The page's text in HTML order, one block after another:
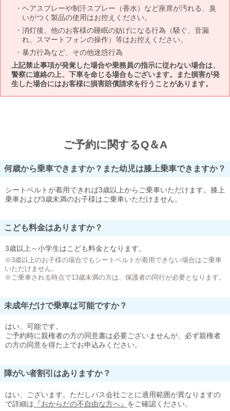
ヘアスプレーや制汗スプレー（香水）など座席が汚れる、臭
いがつく製品の使用はお控えください。
消灯後、他のお客様の睡眠の妨げになる行為（騒ぐ、音漏
れ、スマートフォンの操作）等はお控えください。
暴力行為など、その他迷惑行為
上記禁止事項が発覚した場合や乗務員の指示に従わない場合は、
警察に連絡の上、下車を命じる場合もございます。また損害が発
生した場合にはお客様に損害賠償請求を行うことがあります。
ご予約に関するQ＆A
何歳から乗車できますか？また幼児は膝上乗車できますか？
シートベルトが着用できれば3歳以上からご乗車いただけます。膝上
乗車および3歳未満のお子様はご乗車いただけません。
こども料金はありますか？
3歳以上～小学生はこども料金となります。
※3歳以上のお子様の場合でもシートベルトが着用できない場合はご乗車
いただけません。
※ご乗車される時点で13歳未満の方は、保護者の同行が必要となります。
未成年だけで乗車は可能ですか？
はい、可能です。
ご予約時に親権者の方の同意書は必要ございませんが、必ず親権者
の方の同意を得た上でお申込みください。
障がい者割引はありますか？
はい、ございます。ただしバス会社ごとに適用範囲が異なりますの
で詳細は 『おからだの不自由な方へ』 をご確認ください。